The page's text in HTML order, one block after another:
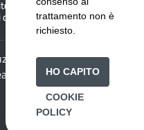
dellaProvincia di
daISWEB S.p.A.
trattamento non è
richiesto.
HO CAPITO
COOKIE
POLICY